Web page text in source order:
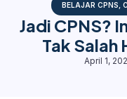
BELAJAR CPNS
Jadi CPNS?
Tak Salah
April 1,